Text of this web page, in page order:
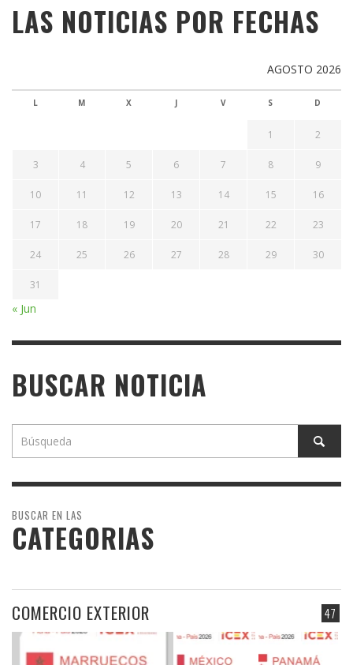
LAS NOTICIAS POR FECHAS
AGOSTO 2026
L M X J V S D
1 2
3 4 5 6 7 8 9
10 11 12 13 14 15 16
17 18 19 20 21 22 23
24 25 26 27 28 29 30
31
« Jun
BUSCAR NOTICIA
BUSCAR EN LAS
CATEGORIAS
47
COMERCIO EXTERIOR